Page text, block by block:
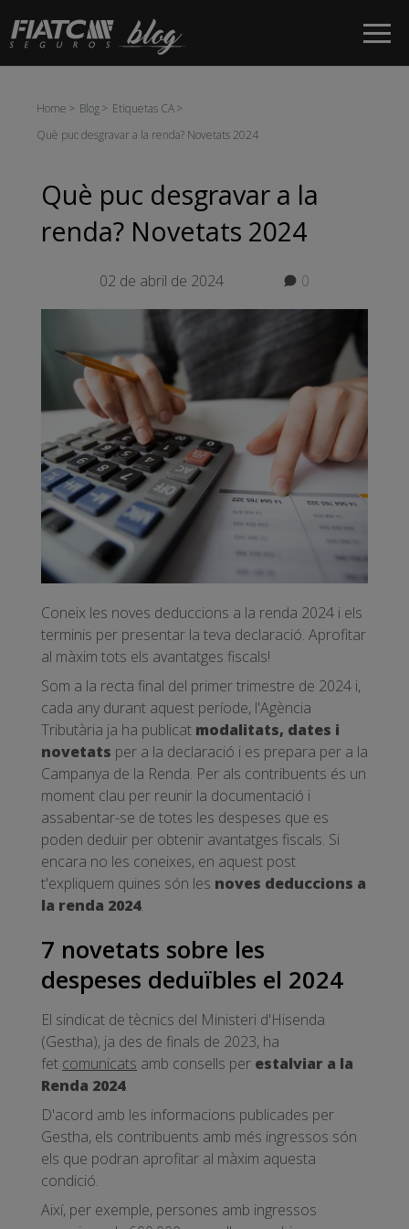
Salta al contingut principal
Home Blog
Etiquetas CA
Què puc desgravar a la renda? Novetats 2024
Què puc desgravar a la
renda? Novetats 2024
02 de abril de 2024 0
Coneix les noves deduccions a la renda 2024 i els
terminis per presentar la teva declaració. Aprofitar
al màxim tots els avantatges fiscals!
Som a la recta final del primer trimestre de 2024 i,
cada any durant aquest període, l'Agència
Tributària ja ha publicat modalitats, dates i
novetats per a la declaració i es prepara per a la
Campanya de la Renda. Per als contribuents és un
moment clau per reunir la documentació i
assabentar-se de totes les despeses que es
poden deduir per obtenir avantatges fiscals. Si
encara no les coneixes, en aquest post
t'expliquem quines són les noves deduccions a
la renda 2024.
7 novetats sobre les
despeses deduïbles el 2024
El sindicat de tècnics del Ministeri d'Hisenda
(Gestha), ja des de finals de 2023, ha
fet comunicats amb consells per estalviar a la
Renda 2024.
D'acord amb les informacions publicades per
Gestha, els contribuents amb més ingressos són
els que podran aprofitar al màxim aquesta
condició.
Així, per exemple, persones amb ingressos